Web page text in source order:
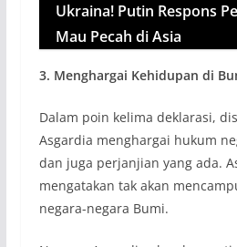
Ukraina! Putin Respons
Mau Pecah di Asia
3. Menghargai Kehidupan di
Dalam poin kelima deklarasi,
Asgardia menghargai hukum
dan juga perjanjian yang ada.
mengatakan tak akan
negara-negara Bumi.